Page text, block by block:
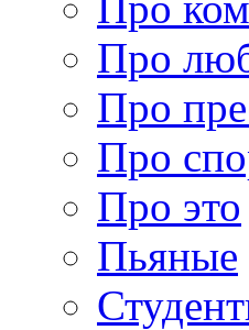
Про
Про
Про
Про это
Пьяные